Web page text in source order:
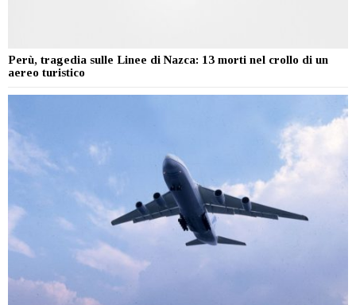
Perù, tragedia sulle Linee di Nazca: 13 morti nel crollo di un
aereo turistico